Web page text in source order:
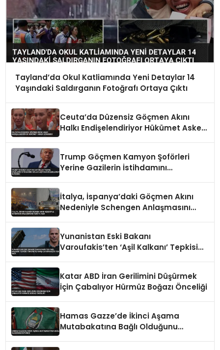
Tayland’da Okul Katliamında Yeni Detaylar 14
Yaşındaki Saldırganın Fotoğrafı Ortaya Çıktı
Ceuta’da Düzensiz Göçmen Akını
Halkı Endişelendiriyor Hükümet Asker
Trump Göçmen Kamyon Şoförleri
Yerine Gazilerin İstihdamını
İtalya, İspanya’daki Göçmen Akını
Nedeniyle Schengen Anlaşmasını
Yunanistan Eski Bakanı
Varoufakis’ten ‘Aşil Kalkanı’ Tepkisi
Katar ABD İran Gerilimini Düşürmek
İçin Çabalıyor Hürmüz Boğazı Önceliği
Hamas Gazze’de İkinci Aşama
Mutabakatına Bağlı Olduğunu